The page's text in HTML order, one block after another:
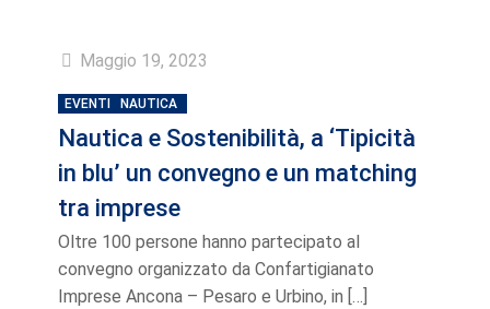
Maggio 19, 2023
EVENTI NAUTICA
Nautica e Sostenibilità, a ‘Tipicità
in blu’ un convegno e un matching
tra imprese
Oltre 100 persone hanno partecipato al
convegno organizzato da Confartigianato
Imprese Ancona – Pesaro e Urbino, in […]